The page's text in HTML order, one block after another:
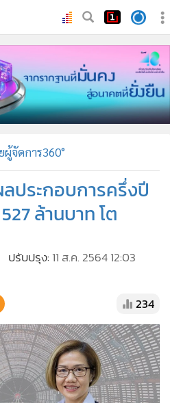
จัดการ360°
ประกอบการครึ่งปี
ล้านบาท โต
ปรับปรุง: 11 ส.ค. 2564 12:03
234